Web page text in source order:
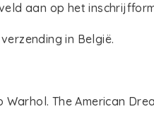
aan op het
in België.
Warhol. The American